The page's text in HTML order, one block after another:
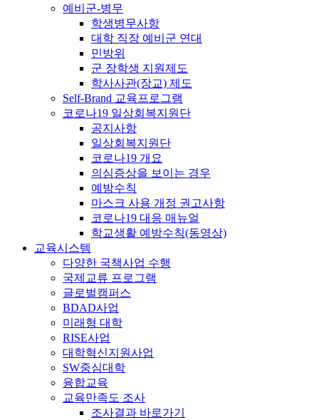
예비군-병무
학생병무사항
대학 직장 예비군 연대
민방위
군 장학생 지원제도
학사사관(장교) 제도
Self-Brand 교육프로그램
코로나19 일상회복지원단
공지사항
일상회복지원단
코로나19 개요
의심증상을 보이는 경우
예방수칙
마스크 사용 개정 권고사항
코로나19 대응 매뉴얼
학교생활 예방수칙(동영상)
교육시스템
다양한 국책사업 수행
국제교류 프로그램
글로벌캠퍼스
BDAD사업
미래형 대학
RISE사업
대학혁신지원사업
SW중심대학
융합교육
교육만족도 조사
조사결과 바로가기